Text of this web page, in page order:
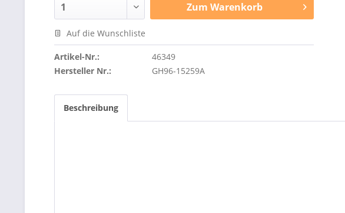
ZumWarenkorb
Auf die Wunschliste
Artikel-Nr.:
46349
Hersteller Nr.:
GH96-15259A
Beschreibung